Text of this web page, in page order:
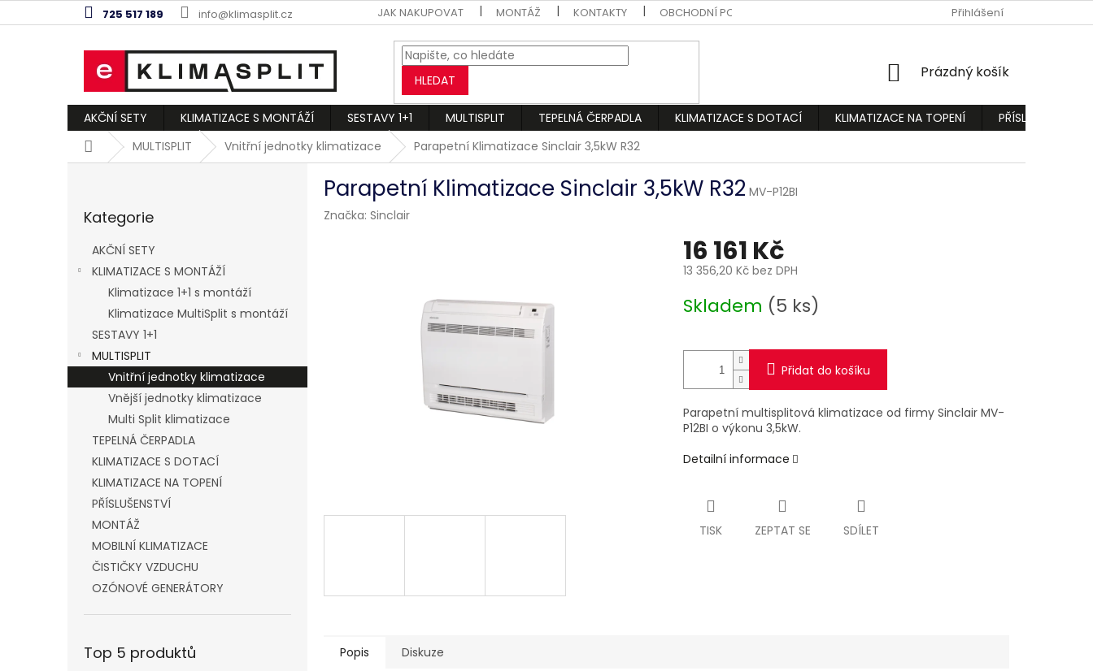
na
725 517 189 info@klimasplit.cz JAK NAKUPOVAT MONTÁŽ KONTAKTY OBCHODNÍ PODMÍNKY PODMÍNKY OCHRANY OSOBNÍCH ÚDAJŮ
Přihlášení
HLEDAT
NÁKUPNÍ
Prázdný košík
AKČNÍ SETY KLIMATIZACE S MONTÁŽÍ SESTAVY 1+1 MULTISPLIT TEPELNÁ ČERPADLA KLIMATIZACE S DOTACÍ KLIMATIZACE NA TOPENÍ
PŘÍSLUŠENSTVÍ
DomůMULTISPLIT Vnitřní jednotky klimatizace Parapetní Klimatizace Sinclair 3,5kW R32
n
e
kategorie
Kategorie
AKČNÍ SETY
KLIMATIZACE S MONTÁŽÍ
Klimatizace 1+1 s montáží
Klimatizace MultiSplit s montáží
SESTAVY 1+1
MULTISPLIT
Vnitřní jednotky klimatizace
Vnější jednotky klimatizace
Multi Split klimatizace
TEPELNÁ ČERPADLA
KLIMATIZACE S DOTACÍ
KLIMATIZACE NA TOPENÍ
PŘÍSLUŠENSTVÍ
MONTÁŽ
MOBILNÍ KLIMATIZACE
ČISTIČKY VZDUCHU
OZÓNOVÉ GENERÁTORY
Top 5 produktů
Parapetní Klimatizace Sinclair 3,5kW R32 MV-P12BI
Značka: Sinclair
16 161 Kč
13 356,20 Kč bez DPH
cena:
Skladem (5 ks)
Přidat do košíku
Parapetní multisplitová klimatizace od firmy Sinclair MV-
P12BI o výkonu 3,5kW.
Detailní informace
TISK ZEPTAT SE SDÍLET
Popis Diskuze